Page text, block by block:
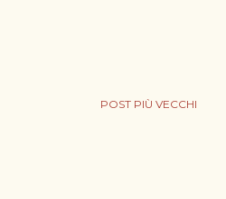
POST PIÙ VECCHI